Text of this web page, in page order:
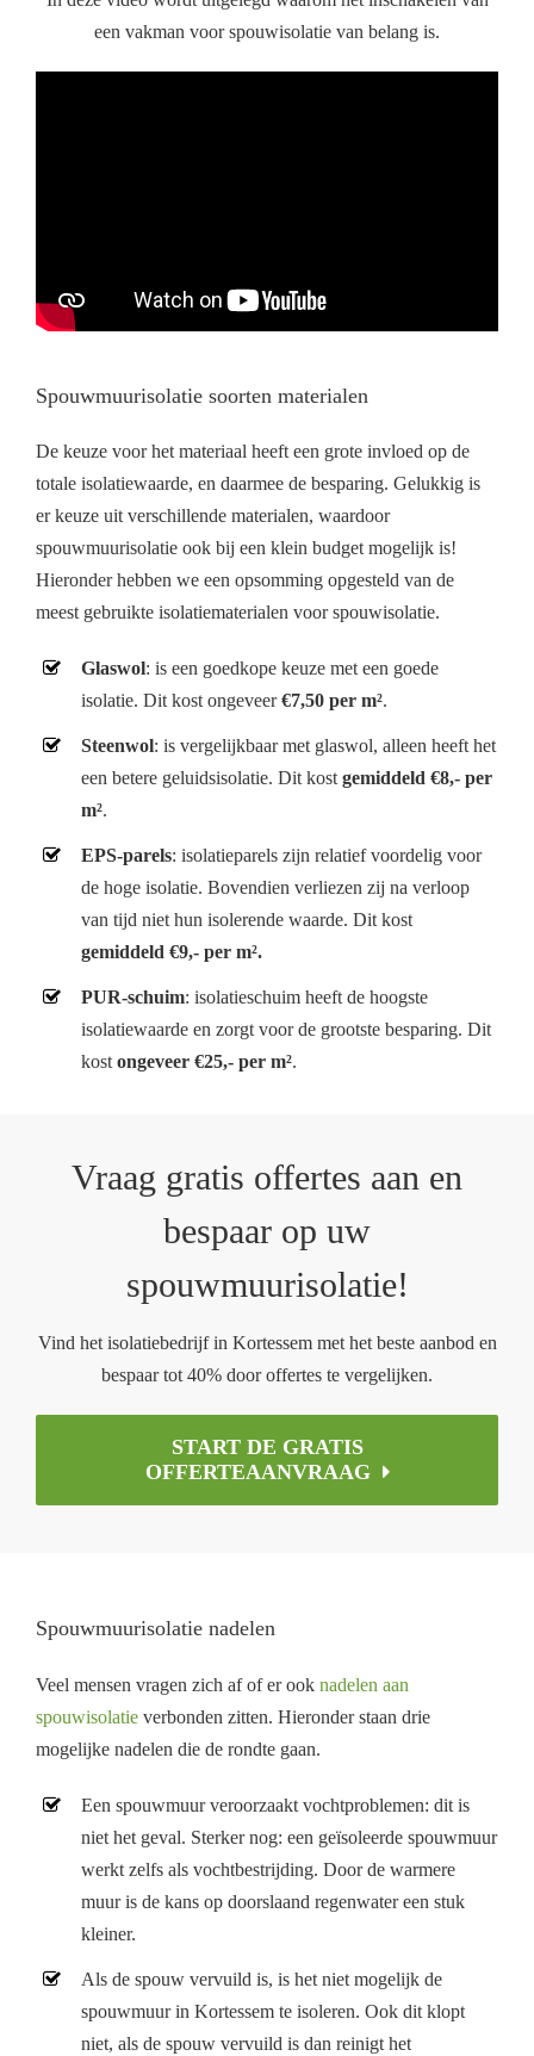
een vakman voor spouwisolatie van belang is.
Spouwmuurisolatie soorten materialen
De keuze voor het materiaal heeft een grote invloed op de
totale isolatiewaarde, en daarmee de besparing. Gelukkig is
er keuze uit verschillende materialen, waardoor
spouwmuurisolatie ook bij een klein budget mogelijk is!
Hieronder hebben we een opsomming opgesteld van de
meest gebruikte isolatiematerialen voor spouwisolatie.
Glaswol: is een goedkope keuze met een goede
isolatie. Dit kost ongeveer€7,50 per m².
Steenwol: is vergelijkbaar met glaswol, alleen heeft het
een betere geluidsisolatie. Dit kostgemiddeld €8,- per
m².
EPS-parels: isolatieparels zijn relatief voordelig voor
de hoge isolatie. Bovendien verliezen zij na verloop
van tijd niet hun isolerende waarde. Dit kost
gemiddeld €9,- per m².
PUR-schuim: isolatieschuim heeft de hoogste
isolatiewaarde en zorgt voor de grootste besparing. Dit
kostongeveer €25,- per m².
Vraag gratis offertes aan en
bespaar op uw
spouwmuurisolatie!
Vind het isolatiebedrijf in Kortessem met het beste aanbod en
bespaar tot 40% door offertes te vergelijken.
START DE GRATIS
OFFERTEAANVRAAG
Spouwmuurisolatie nadelen
Veel mensen vragen zich af of er ook nadelen aan
spouwisolatie verbonden zitten. Hieronder staan drie
mogelijke nadelen die de rondte gaan.
Een spouwmuur veroorzaakt vochtproblemen: dit is
niet het geval. Sterker nog: een geïsoleerde spouwmuur
werkt zelfs als vochtbestrijding. Door de warmere
muur is de kans op doorslaand regenwater een stuk
kleiner.
Als de spouw vervuild is, is het niet mogelijk de
spouwmuur in Kortessem te isoleren. Ook dit klopt
niet, als de spouw vervuild is dan reinigt het